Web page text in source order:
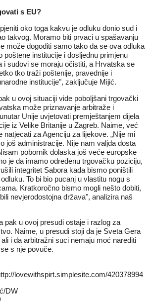
s EU?
oko toga kakvu je odluku donio sud i
takvog. Moramo biti prvaci u spašavanju
može dogoditi samo tako da se ova odluka
poštene institucije i dosljednu primjenu
i sudovi se moraju očistiti, a Hrvatska se
tko traži poštenije, pravednije i
institucije", zaključuje Mijić.
u ovoj situaciji vide poboljšani trgovački
može priznavanje arbitraže i
Unije uvjetovati premještanjem dijela
iz Velike Britanije u Zagreb. Naime, već
natjecati za Agenciju za lijekove. „Nije mi
još administracije. Nije nam valjda dosta
pobornik dolaska još veće europske
je da imamo određenu trgovačku poziciju,
integritet Sabora kada bismo poništili
To bi bio pucanj u vlastitu nogu s
Kratkoročno bismo mogli nešto dobiti,
nevjerodostojna država", analizira naš
pak u ovoj presudi ostaje i razlog za
Naime, u presudi stoji da je Sveta Gera
i da arbitražni suci nemaju moć narediti
s nje povuče.
lovewithspirt.simplesite.com/420378994
DW